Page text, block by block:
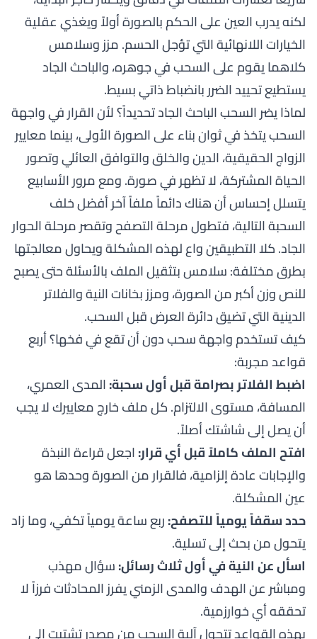
لكنه يدرب العين على الحكم بالصورة أولاً ويغذي عقلية
الخيارات اللانهائية التي تؤجل الحسم. مزز وسلامس
كلاهما يقوم على السحب في جوهره، والباحث الجاد
يستطيع تحييد الضرر بانضباط ذاتي بسيط.
لماذا يضر السحب الباحث الجاد تحديداً؟ لأن القرار في واجهة
السحب يتخذ في ثوان بناء على الصورة الأولى، بينما معايير
الزواج الحقيقية، الدين والخلق والتوافق العائلي وتصور
الحياة المشتركة، لا تظهر في صورة. ومع مرور الأسابيع
يتسلل إحساس أن هناك دائماً ملفاً آخر أفضل خلف
السحبة التالية، فتطول مرحلة التصفح وتقصر مرحلة الحوار
الجاد. كلا التطبيقين واع لهذه المشكلة ويحاول معالجتها
بطرق مختلفة: سلامس بتثقيل الملف بالأسئلة حتى يصبح
للنص وزن أكبر من الصورة، ومزز بخانات النية والفلاتر
الدينية التي تضيق دائرة العرض قبل السحب.
كيف تستخدم واجهة سحب دون أن تقع في فخها؟ أربع
قواعد مجربة:
اضبط الفلاتر بصرامة قبل أول سحبة:المدى العمري،
المسافة، مستوى الالتزام. كل ملف خارج معاييرك لا يجب
أن يصل إلى شاشتك أصلاً.
افتح الملف كاملاً قبل أي قرار:اجعل قراءة النبذة
والإجابات عادة إلزامية، فالقرار من الصورة وحدها هو
عين المشكلة.
حدد سقفاً يومياً للتصفح:ربع ساعة يومياً تكفي، وما زاد
يتحول من بحث إلى تسلية.
اسأل عن النية في أول ثلاث رسائل:سؤال مهذب
ومباشر عن الهدف والمدى الزمني يفرز المحادثات فرزاً لا
تحققه أي خوارزمية.
بهذه القواعد تتحول آلية السحب من مصدر تشتيت إلى